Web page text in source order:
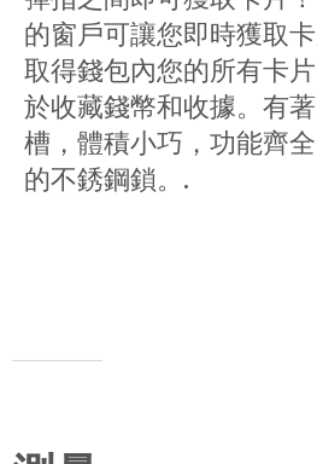
的窗戶可讓您即時獲取
取得錢包內您的所有卡
於收藏錢幣和收據。有
槽，體積小巧，功能齊
的不銹鋼鎖。.